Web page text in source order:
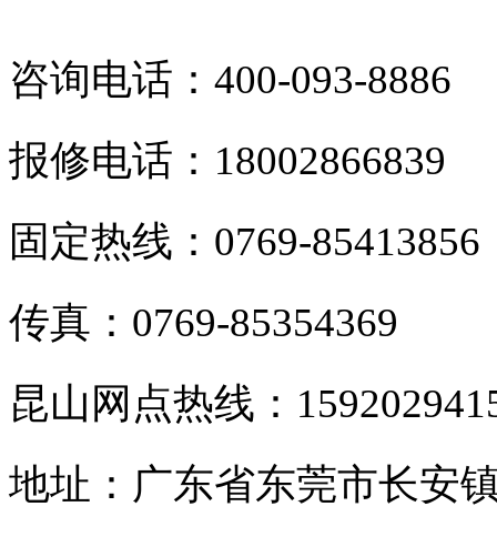
咨询电话：400-093-8886
报修电话：18002866839
固定热线：0769-85413856
传真：0769-85354369
昆山网点热线：
地址：广东省东莞市长安